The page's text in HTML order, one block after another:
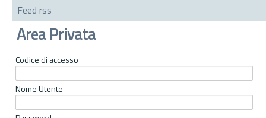
Feed rss
Area Privata
Codice di accesso
Nome Utente